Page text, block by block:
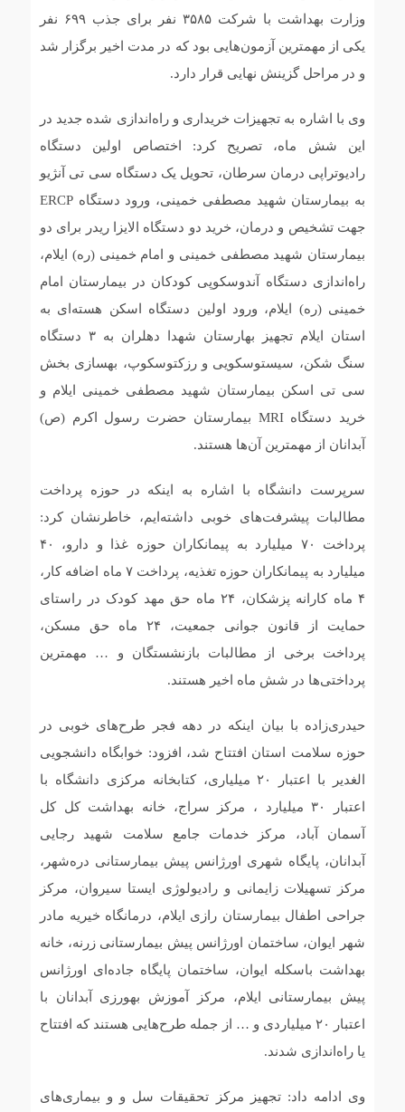
وزارت بهداشت با شرکت ۳۵۸۵ نفر برای جذب ۶۹۹ نفر
یکی از مهمترین آزمون‌هایی بود که در مدت اخیر برگزار شد
و در مراحل گزینش نهایی قرار دارد.
وی با اشاره به تجهیزات خریداری و راه‌اندازی شده جدید در
این شش ماه، تصریح کرد: اختصاص اولین دستگاه
رادیوتراپی درمان سرطان، تحویل یک دستگاه سی تی آنژیو
به بیمارستان شهید مصطفی خمینی، ورود دستگاه ERCP
جهت تشخیص و درمان، خرید دو دستگاه الایزا ریدر برای دو
بیمارستان شهید مصطفی خمینی و امام خمینی (ره) ایلام،
راه‌اندازی دستگاه آندوسکوپی کودکان در بیمارستان امام
خمینی (ره) ایلام، ورود اولین دستگاه اسکن هسته‌ای به
استان ایلام تجهیز بهارستان شهدا دهلران به ۳ دستگاه
سنگ شکن، سیستوسکویی و رزکتوسکوپ، بهسازی بخش
سی تی اسکن‌ بیمارستان شهید مصطفی خمینی ایلام و
خرید دستگاه MRI بیمارستان حضرت رسول اکرم (ص)
آبدانان از مهمترین آن‌ها هستند.
سرپرست دانشگاه با اشاره به اینکه در حوزه پرداخت
مطالبات پیشرفت‌های خوبی داشته‌ایم، خاطرنشان کرد:
پرداخت ۷۰ میلیارد به پیمانکاران حوزه غذا و دارو، ۴۰
میلیارد به پیمانکاران حوزه تغذیه، پرداخت ۷ ماه اضافه کار،
۴ ماه کارانه پزشکان، ۲۴ ماه حق مهد کودک در راستای
حمایت از قانون جوانی جمعیت، ۲۴ ماه حق مسکن،
پرداخت برخی از مطالبات بازنشستگان و … مهمترین
پرداختی‌ها در شش ماه اخیر هستند.
حیدری‌زاده با بیان اینکه در دهه فجر طرح‌های خوبی در
حوزه سلامت استان افتتاح شد، افزود: خوابگاه دانشجویی
الغدیر با اعتبار ۲۰ ميلياری، کتابخانه مرکزی دانشگاه با
اعتبار ۳۰ میلیارد ، مرکز سراج، خانه بهداشت کل کل
آسمان آباد، مرکز خدمات جامع سلامت شهید رجایی
آبدانان، پایگاه شهری اورژانس پیش بیمارستانی دره‌شهر،
مرکز تسهیلات زایمانی و رادیولوژی ایستا سیروان، مرکز
جراحی اطفال بیمارستان رازی ایلام، درمانگاه خیریه مادر
شهر ایوان، ساختمان اورژانس پیش بیمارستانی زرنه، خانه
بهداشت باسکله ایوان، ساختمان پایگاه جاده‌ای اورژانس
پیش بیمارستانی ایلام، مرکز آموزش بهورزی آبدانان با
اعتبار ۲۰ میلیاردی و … از جمله طرح‌هایی هستند که افتتاح
یا راه‌اندازی شدند.
وی ادامه داد: تجهیز مرکز تحقیقات سل و و بیماری‌های